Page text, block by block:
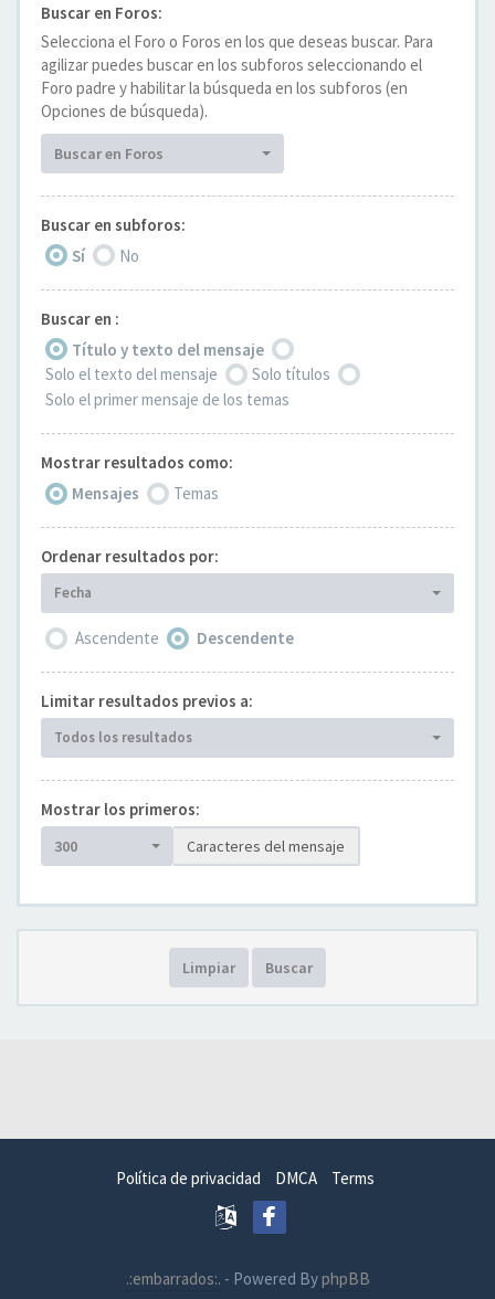
Buscar en Foros:
Selecciona el Foro o Foros en los que deseas buscar. Para
agilizar puedes buscar en los subforos seleccionando el
Foro padre y habilitar la búsqueda en los subforos (en
Opciones de búsqueda).
Buscar en Foros
Buscar en subforos:
Sí
No
Buscar en :
Título y texto del mensaje
Solo el texto del mensaje
Solo títulos
Solo el primer mensaje de los temas
Mostrar resultados como:
Mensajes
Temas
Ordenar resultados por:
Fecha
Ascendente Descendente
Limitar resultados previos a:
Todos los resultados
Mostrar los primeros:
300 Caracteres del mensaje
Limpiar Buscar
Política de privacidad DMCA Terms
.:embarrados:. - Powered ByphpBB